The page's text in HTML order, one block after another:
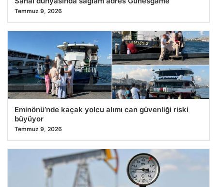
Temmuz 9, 2026
Eminönü’nde kaçak yolcu alımı can güvenliği riski
büyüyor
Temmuz 9, 2026